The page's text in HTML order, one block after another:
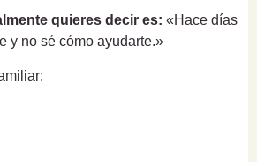
quieres decir es: «Hace días
y no sé cómo ayudarte.»